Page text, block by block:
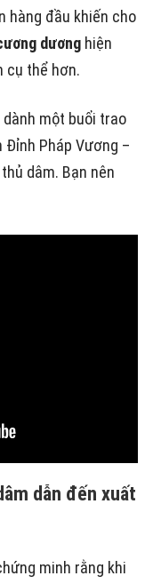
hàng đầu khiến cho
dươnghiện
cụ thể hơn.
một buổi trao
Pháp Vương –
dâm. Bạn nên
dẫn đến xuất
minh rằng khi